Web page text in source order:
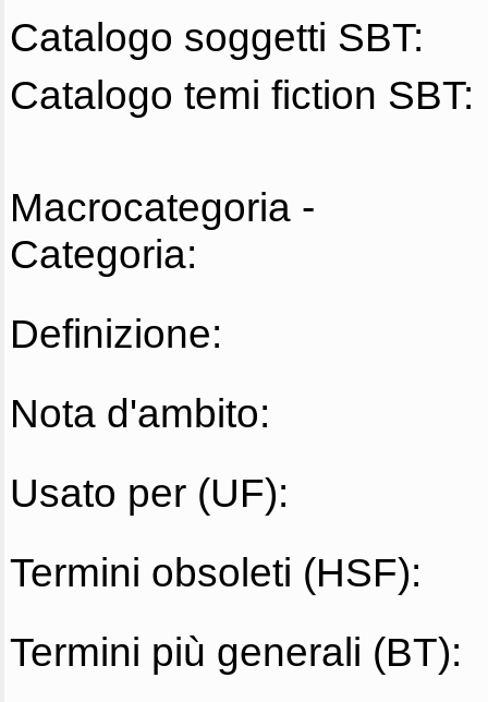
Catalogo soggetti SBT:
Catalogo temi fiction SBT:
Macrocategoria -
Categoria:
Definizione:
Nota d'ambito:
Usato per (UF):
Termini obsoleti (HSF):
Termini più generali (BT):